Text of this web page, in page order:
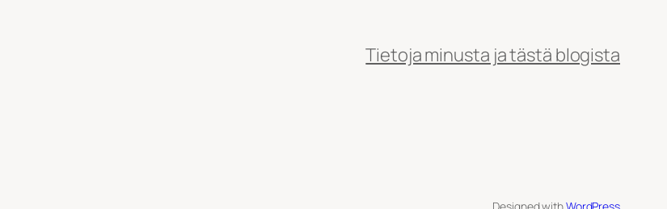
Tietoja minusta ja tästä blogista